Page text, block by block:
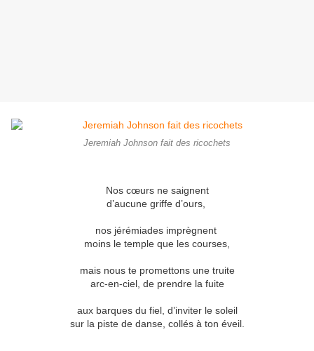
Jeremiah Johnson fait des ricochets
Nos cœurs ne saignent
d’aucune griffe d’ours,
nos jérémiades imprègnent
moins le temple que les courses,
mais nous te promettons une truite
arc-en-ciel, de prendre la fuite
aux barques du fiel, d’inviter le soleil
sur la piste de danse, collés à ton éveil.